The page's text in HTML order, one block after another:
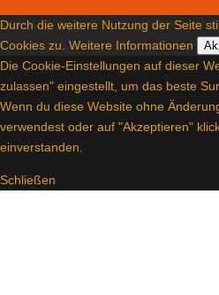
Durch die weitere Nutzung der Seite
Cookies zu. Weitere Informationen
Die Cookie-Einstellungen auf dieser
zulassen" eingestellt, um das beste
Wenn du diese Website ohne
verwendest oder auf "Akzeptieren"
einverstanden.
Schließen